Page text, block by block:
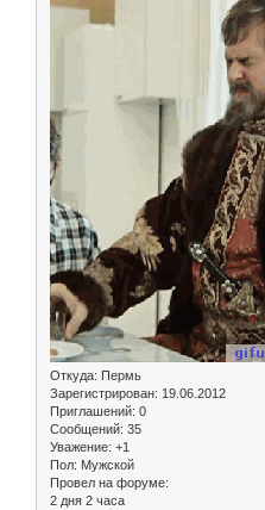
Откуда: Пермь
Зарегистрирован: 19.06.2012
Приглашений: 0
Сообщений: 35
Уважение: +1
Пол: Мужской
Провел на форуме:
2 дня 2 часа